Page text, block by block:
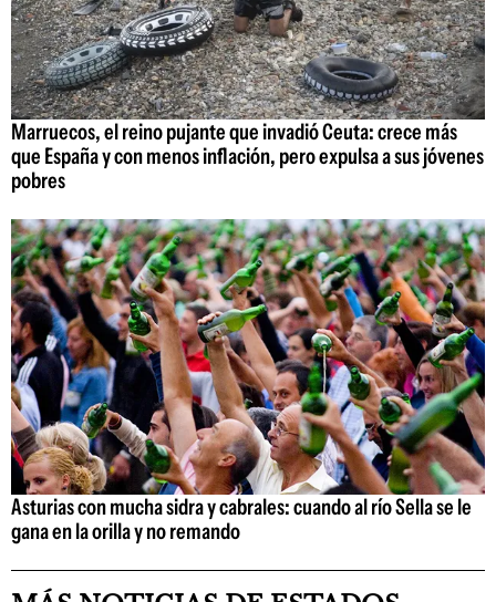
Marruecos, el reino pujante que invadió Ceuta: crece más
que España y con menos inflación, pero expulsa a sus jóvenes
pobres
Asturias con mucha sidra y cabrales: cuando al río Sella se le
gana en la orilla y no remando